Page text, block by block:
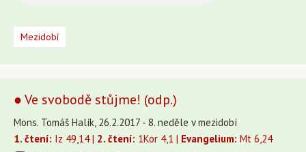
Mezidobí
● Ve svobodě stůjme! (odp.)
Mons. Tomáš Halík, 26.2.2017 - 8. neděle v mezidobí
1. čtení: Iz 49,14 | 2. čtení: 1Kor 4,1 | Evangelium: Mt 6,24